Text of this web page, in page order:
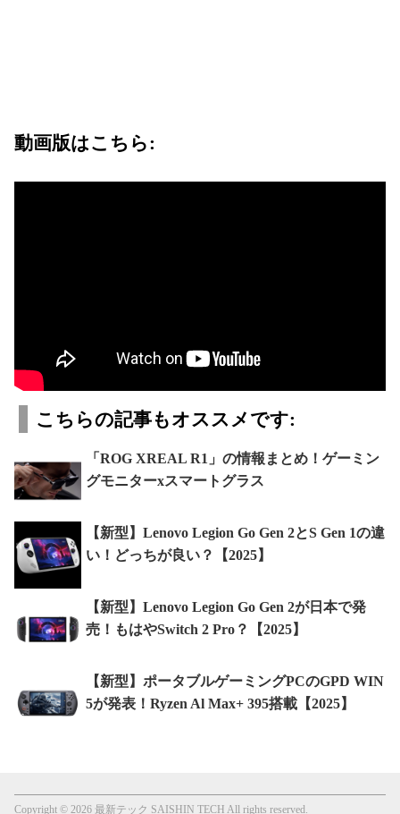
動画版はこちら:
こちらの記事もオススメです:
「ROG XREAL R1」の情報まとめ！ゲーミン
グモニターxスマートグラス
【新型】Lenovo Legion Go Gen 2とS Gen 1の違
い！どっちが良い？【2025】
【新型】Lenovo Legion Go Gen 2が日本で発
売！もはやSwitch 2 Pro？【2025】
【新型】ポータブルゲーミングPCのGPD WIN
5が発表！Ryzen Al Max+ 395搭載【2025】
Copyright © 2026 最新テック SAISHIN TECH All rights reserved.